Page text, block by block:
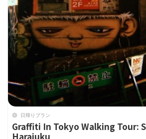
日帰りプラン
Graffiti In Tokyo Walking Tour:
Harajuku